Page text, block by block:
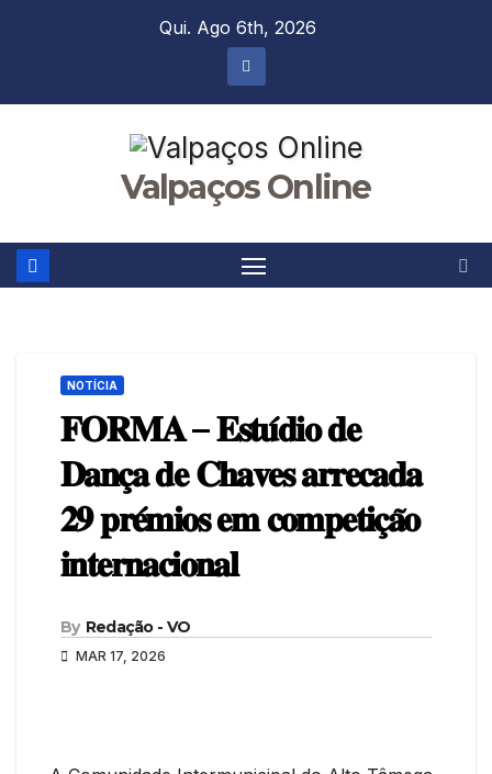
Qui. Ago 6th, 2026
Valpaços Online
NOTÍCIA
𝐅𝐎𝐑𝐌𝐀 – 𝐄𝐬𝐭𝐮́𝐝𝐢𝐨 𝐝𝐞
𝐃𝐚𝐧𝐜̧𝐚 𝐝𝐞 𝐂𝐡𝐚𝐯𝐞𝐬 𝐚𝐫𝐫𝐞𝐜𝐚𝐝𝐚
𝟐𝟗 𝐩𝐫𝐞́𝐦𝐢𝐨𝐬 𝐞𝐦 𝐜𝐨𝐦𝐩𝐞𝐭𝐢𝐜̧𝐚̃𝐨
𝐢𝐧𝐭𝐞𝐫𝐧𝐚𝐜𝐢𝐨𝐧𝐚𝐥
By Redação - VO
MAR 17, 2026